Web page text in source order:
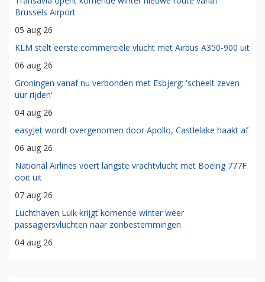
Brussels Airport
05 aug 26
KLM stelt eerste commerciële vlucht met Airbus A350-900 uit
06 aug 26
Groningen vanaf nu verbonden met Esbjerg: 'scheelt zeven
uur rijden'
04 aug 26
easyJet wordt overgenomen door Apollo, Castlelake haakt af
06 aug 26
National Airlines voert langste vrachtvlucht met Boeing 777F
ooit uit
07 aug 26
Luchthaven Luik krijgt komende winter weer
passagiersvluchten naar zonbestemmingen
04 aug 26